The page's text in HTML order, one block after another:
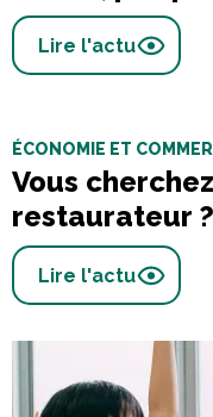
Lire l'actu
ÉCONOMIE ET
Vous
restaurateur ?
Lire l'actu